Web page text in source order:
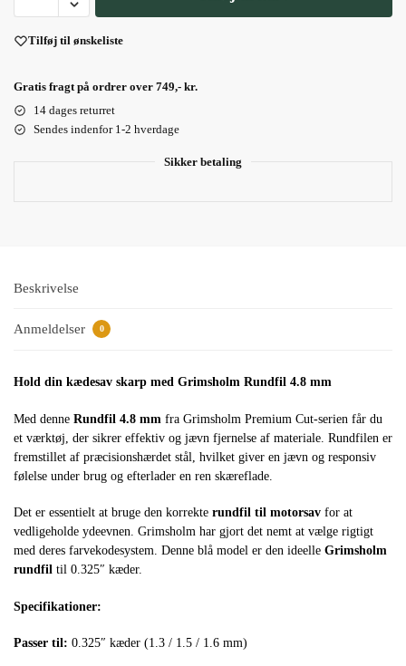
Tilføj til ønskeliste
Gratis fragt på ordrer over 749,- kr.
14 dages returret
Sendes indenfor 1-2 hverdage
Sikker betaling
Beskrivelse
Anmeldelser 0
Hold din kædesav skarp med Grimsholm Rundfil 4.8 mm
Med denne Rundfil 4.8 mm fra Grimsholm Premium Cut-serien får du
et værktøj, der sikrer effektiv og jævn fjernelse af materiale. Rundfilen er
fremstillet af præcisionshærdet stål, hvilket giver en jævn og responsiv
følelse under brug og efterlader en ren skæreflade.
Det er essentielt at bruge den korrekte rundfil til motorsav for at
vedligeholde ydeevnen. Grimsholm har gjort det nemt at vælge rigtigt
med deres farvekodesystem. Denne blå model er den ideelle Grimsholm
rundfil til 0.325″ kæder.
Specifikationer:
Passer til: 0.325″ kæder (1.3 / 1.5 / 1.6 mm)